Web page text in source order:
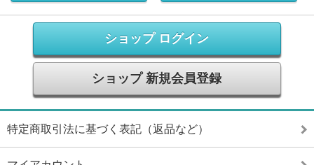
ショップ ログイン
ショップ 新規会員登録
特定商取引法に基づく表記（返品など）